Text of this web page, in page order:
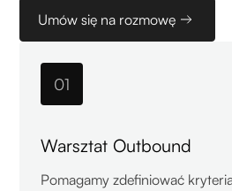
Umów się na rozmowę
01
Warsztat Outbound
Pomagamy zdefiniować